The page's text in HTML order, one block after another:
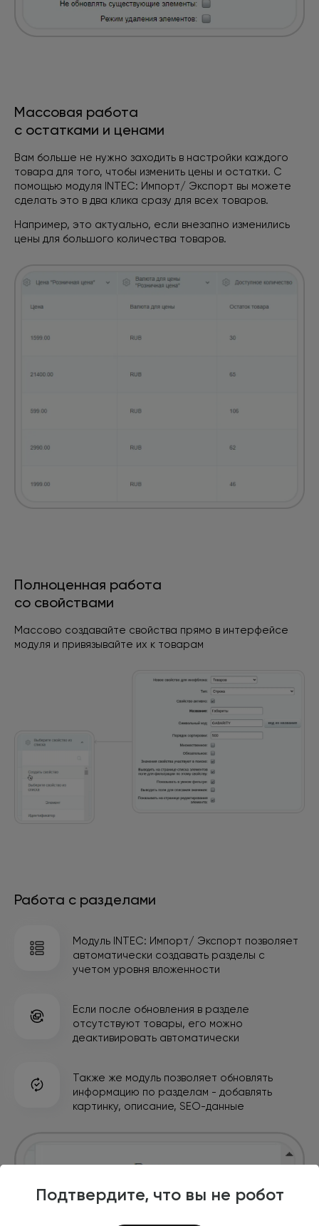
Подтвердите, что вы не робот
Массовая работа
с остатками и ценами
Вам больше не нужно заходить в настройки каждого
товара для того, чтобы изменить цены и остатки. С
помощью модуля INTEC: Импорт/ Экспорт вы можете
сделать это в два клика сразу для всех товаров.
Например, это актуально, если внезапно изменились
цены для большого количества товаров.
Полноценная работа
со свойствами
Массово создавайте свойства прямо в интерфейсе
модуля и привязывайте их к товарам
Работа с разделами
Модуль INTEC: Импорт/ Экспорт позволяет
автоматически создавать разделы с
учетом уровня вложенности
Если после обновления в разделе
отсутствуют товары, его можно
деактивировать автоматически
Также же модуль позволяет обновлять
информацию по разделам - добавлять
картинку, описание, SEO-данные